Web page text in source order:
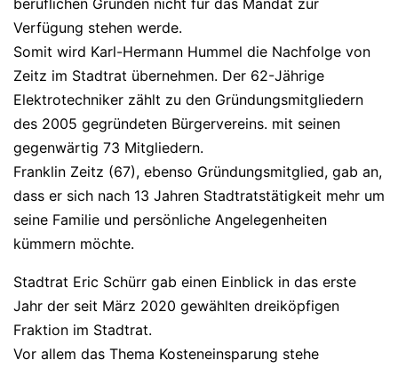
beruflichen Gründen nicht für das Mandat zur
Verfügung stehen werde.
Somit wird Karl-Hermann Hummel die Nachfolge von
Zeitz im Stadtrat übernehmen. Der 62-Jährige
Elektrotechniker zählt zu den Gründungsmitgliedern
des 2005 gegründeten Bürgervereins. mit seinen
gegenwärtig 73 Mitgliedern.
Franklin Zeitz (67), ebenso Gründungsmitglied, gab an,
dass er sich nach 13 Jahren Stadtratstätigkeit mehr um
seine Familie und persönliche Angelegenheiten
kümmern möchte.
Stadtrat Eric Schürr gab einen Einblick in das erste
Jahr der seit März 2020 gewählten dreiköpfigen
Fraktion im Stadtrat.
Vor allem das Thema Kosteneinsparung stehe